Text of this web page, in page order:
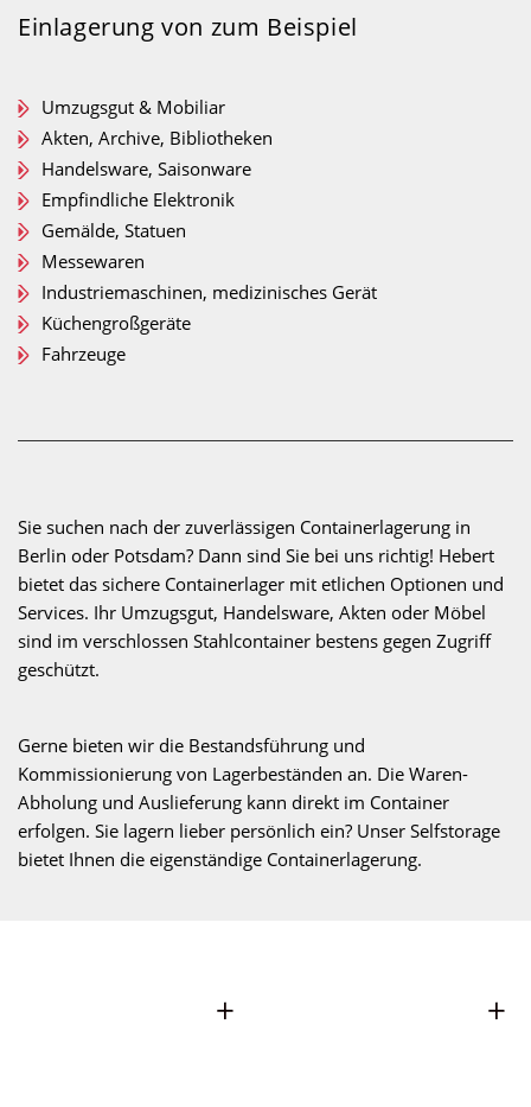
Einlagerung von zum Beispiel
Umzugsgut & Mobiliar
Akten, Archive, Bibliotheken
Handelsware, Saisonware
Empfindliche Elektronik
Gemälde, Statuen
Messewaren
Industriemaschinen, medizinisches Gerät
Küchengroßgeräte
Fahrzeuge
Sie suchen nach der zuverlässigen Containerlagerung in
Berlin oder Potsdam? Dann sind Sie bei uns richtig! Hebert
bietet das sichere Containerlager mit etlichen Optionen und
Services. Ihr Umzugsgut, Handelsware, Akten oder Möbel
sind im verschlossen Stahlcontainer bestens gegen Zugriff
geschützt.
Gerne bieten wir die Bestandsführung und
Kommissionierung von Lagerbeständen an. Die Waren-
Abholung und Auslieferung kann direkt im Container
erfolgen. Sie lagern lieber persönlich ein? Unser Selfstorage
bietet Ihnen die eigenständige Containerlagerung.